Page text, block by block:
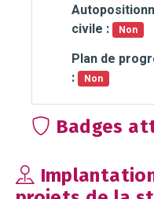
civile :
Non
Plan de
:
Non
Badges